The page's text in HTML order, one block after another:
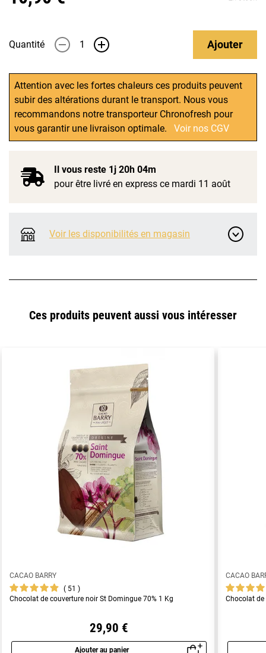
Quantité - + Ajouter
Attention avec les fortes chaleurs ces produits peuvent
subir des altérations durant le transport. Nous vous
recommandons notre transporteur Chronofresh pour
vous garantir une livraison optimale.
Voir nos CGV
Il vous reste 1j 20h 04m
pour être livré en express ce mardi 11 août
Voir les disponibilités en magasin
Ces produits peuvent aussi vous intéresser
CACAO BARRY
51
Chocolat de couverture noir St Domingue 70% 1 Kg
29,90 €
Ajouter au panier
CACAO
Chocolat de